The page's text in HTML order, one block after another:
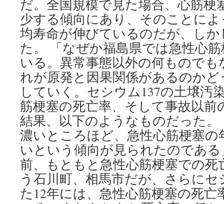
だ。全国規模で見た場合、心筋梗
少する傾向にあり、そのことに
均寿命が伸びているのだが、し
た。 「なぜか福島県では急性心
いる。異常事態以外の何もので
れが原発と因果関係があるのか
していく。セシウム137の土壌汚
筋梗塞の死亡率、そして事故以
結果、以下のようなものだった
濃いところほど、急性心筋梗塞の
いという傾向が見られたのであ
前、もともと急性心筋梗塞での
う石川町、相馬市だが、さらに
た12年には、急性心筋梗塞の死